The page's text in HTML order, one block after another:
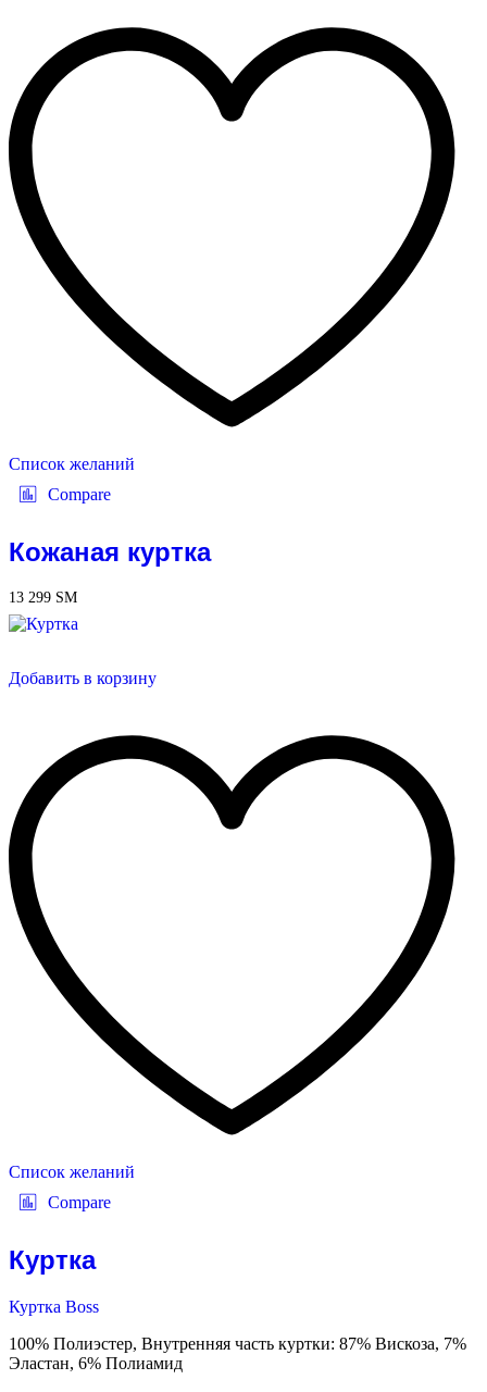
Список желаний
Compare
Кожаная куртка
13 299 ЅМ
Добавить в корзину
Список желаний
Compare
Куртка
Куртка Boss
100% Полиэстер, Внутренняя часть куртки: 87% Вискоза, 7%
Эластан, 6% Полиамид